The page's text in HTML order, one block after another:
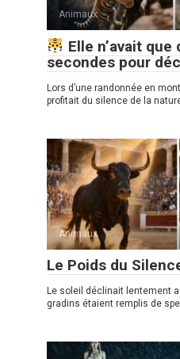
Animaux
Elle n’avait que
secondes pour
Lors d’une randonnée en
profitait du silence de la
Animaux
Le Poids du
Le soleil déclinait lentement
gradins étaient remplis de